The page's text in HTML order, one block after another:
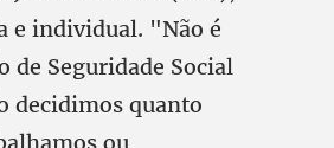
e individual. "Não é
de Seguridade Social
decidimos quanto